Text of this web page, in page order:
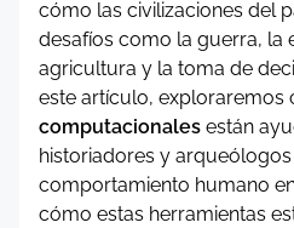
cómo las civilizaciones del
desafíos como la guerra, la
agricultura y la toma de
este artículo, exploraremos
computacionales están
historiadores y
comportamiento humano
cómo estas herramientas